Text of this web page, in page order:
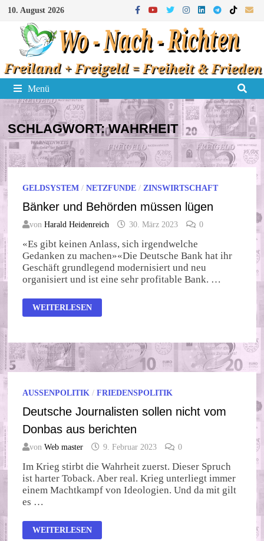
Zum
Inhalt
springen
10. August 2026
Menü
SCHLAGWORT:WAHRHEIT
GELDSYSTEM /NETZFUNDE /ZINSWIRTSCHAFT
Bänker und Behörden müssen lügen
vonHarald Heidenreich 30. März 2023 0
«Es gibt keinen Anlass, sich irgendwelche
Gedanken zu machen»«Die Deutsche Bank hat ihr
Geschäft grundlegend modernisiert und neu
organisiert und ist eine sehr profitable Bank. …
BÄNKER
UND
WEITERLESEN
AUSSENPOLITIK /FRIEDENSPOLITIK
Deutsche Journalisten sollen nicht vom
Donbas aus berichten
vonWeb master 9. Februar 2023 0
Im Krieg stirbt die Wahrheit zuerst. Dieser Spruch
ist harter Toback. Aber real. Krieg unterliegt immer
einem Machtkampf von Ideologien. Und da mit gilt
es …
DEUTSCHE
JOURNALISTEN
WEITERLESEN